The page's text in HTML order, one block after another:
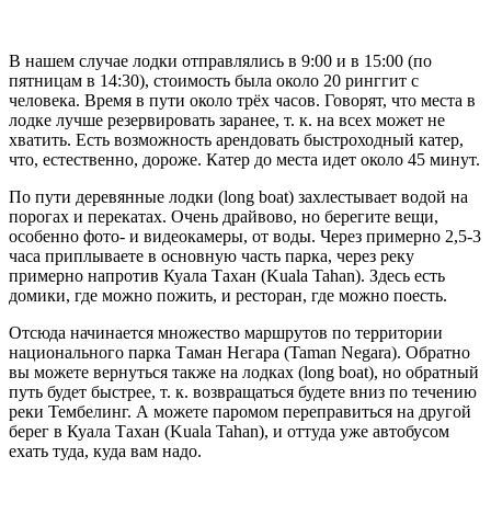
В нашем случае лодки отправлялись в 9:00 и в 15:00 (по
пятницам в 14:30), стоимость была около 20 ринггит с
человека. Время в пути около трёх часов. Говорят, что места в
лодке лучше резервировать заранее, т. к. на всех может не
хватить. Есть возможность арендовать быстроходный катер,
что, естественно, дороже. Катер до места идет около 45 минут.
По пути деревянные лодки (long boat) захлестывает водой на
порогах и перекатах. Очень драйвово, но берегите вещи,
особенно фото- и видеокамеры, от воды. Через примерно 2,5-3
часа приплываете в основную часть парка, через реку
примерно напротив Куала Тахан (Kuala Tahan). Здесь есть
домики, где можно пожить, и ресторан, где можно поесть.
Отсюда начинается множество маршрутов по территории
национального парка Таман Негара (Taman Negara). Обратно
вы можете вернуться также на лодках (long boat), но обратный
путь будет быстрее, т. к. возвращаться будете вниз по течению
реки Тембелинг. А можете паромом переправиться на другой
берег в Куала Тахан (Kuala Tahan), и оттуда уже автобусом
ехать туда, куда вам надо.